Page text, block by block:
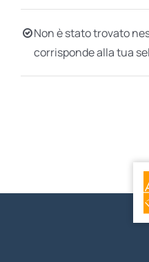
Non è stato trovato
corrisponde alla tua